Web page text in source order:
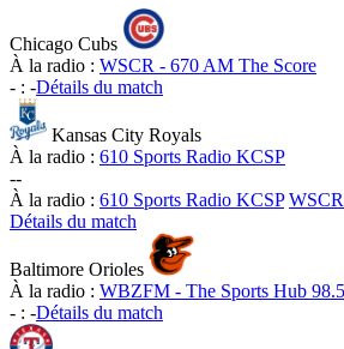
Chicago Cubs
À la radio : WSCR - 670 AM The Score
- : -Détails du match
Kansas City Royals
À la radio : 610 Sports Radio KCSP
--
À la radio : 610 Sports Radio KCSP
Détails du match
Baltimore Orioles
À la radio : WBZFM - The Sports Hub 98.5
- : -Détails du match